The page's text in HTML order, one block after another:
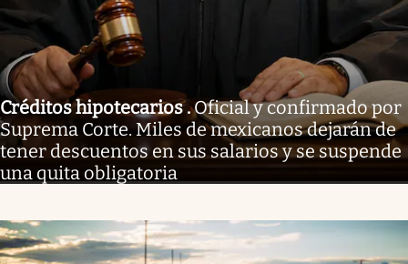
Créditos hipotecarios.Oficial y confirmado por
Suprema Corte. Miles de mexicanos dejarán de
tener descuentos en sus salarios y se suspende
una quita obligatoria